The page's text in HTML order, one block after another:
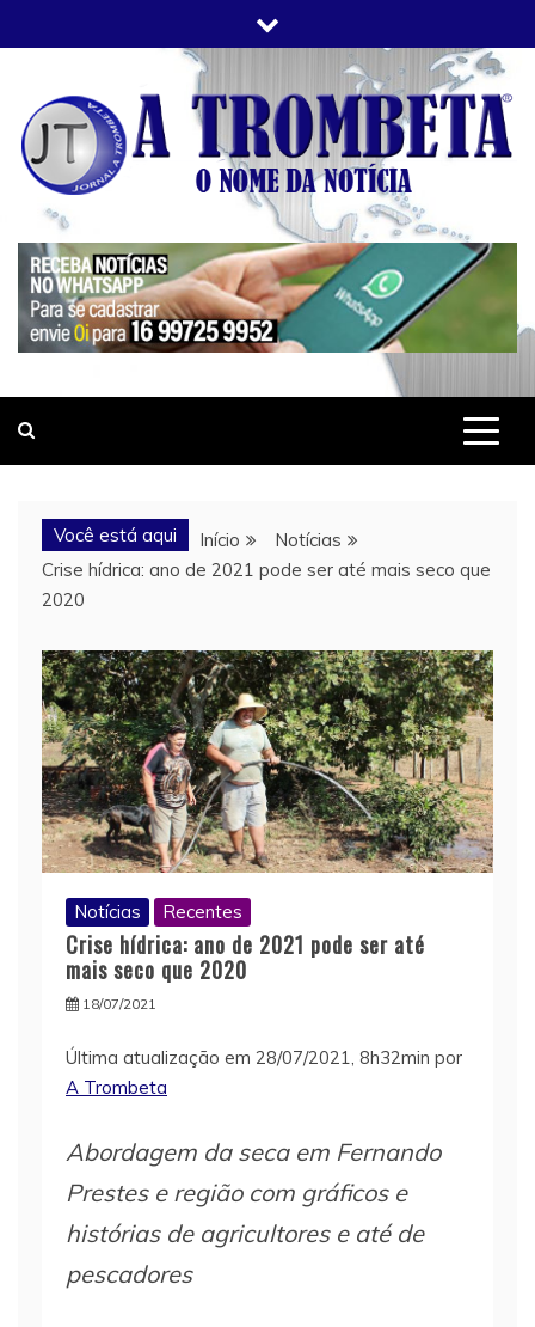
to
JORNAL A TROMBETA
O Nome da Notícia
Você está aqui Início
Notícias
Crise hídrica: ano de 2021 pode ser até mais seco que
2020
Notícias Recentes
Crise hídrica: ano de 2021 pode ser até
mais seco que 2020
18/07/2021
Última atualização em 28/07/2021, 8h32min por
A Trombeta
Abordagem da seca em Fernando
Prestes e região com gráficos e
histórias de agricultores e até de
pescadores